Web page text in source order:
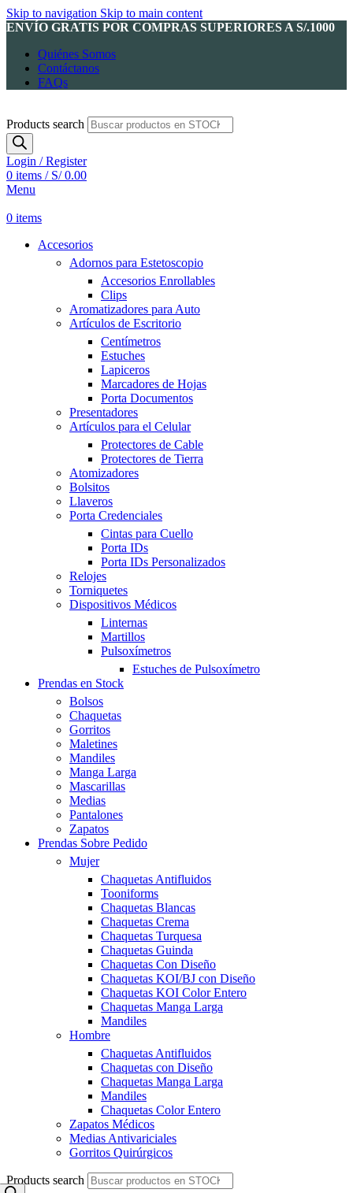
Skip to navigation Skip to main content
ENVÍO GRATIS POR COMPRAS SUPERIORES A S/.1000
Quiénes Somos
Contáctanos
FAQs
Products search
Login / Register
0 items / S/0.00
Menu
0 items
Accesorios
Adornos para Estetoscopio
Accesorios Enrollables
Clips
Aromatizadores para Auto
Artículos de Escritorio
Centímetros
Estuches
Lapiceros
Marcadores de Hojas
Porta Documentos
Presentadores
Artículos para el Celular
Protectores de Cable
Protectores de Tierra
Atomizadores
Bolsitos
Llaveros
Porta Credenciales
Cintas para Cuello
Porta IDs
Porta IDs Personalizados
Relojes
Torniquetes
Dispositivos Médicos
Linternas
Martillos
Pulsoxímetros
Estuches de Pulsoxímetro
Prendas en Stock
Bolsos
Chaquetas
Gorritos
Maletines
Mandiles
Manga Larga
Mascarillas
Medias
Pantalones
Zapatos
Prendas Sobre Pedido
Mujer
Chaquetas Antifluidos
Tooniforms
Chaquetas Blancas
Chaquetas Crema
Chaquetas Turquesa
Chaquetas Guinda
Chaquetas Con Diseño
Chaquetas KOI/BJ con Diseño
Chaquetas KOI Color Entero
Chaquetas Manga Larga
Mandiles
Hombre
Chaquetas Antifluidos
Chaquetas con Diseño
Chaquetas Manga Larga
Mandiles
Chaquetas Color Entero
Zapatos Médicos
Medias Antivariciales
Gorritos Quirúrgicos
Products search